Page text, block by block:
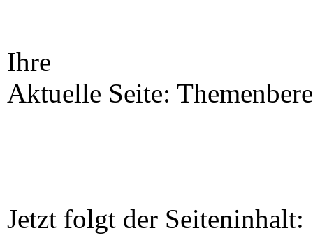
Ihre
Aktuelle Seite:
Jetzt folgt der Seiteninhalt: